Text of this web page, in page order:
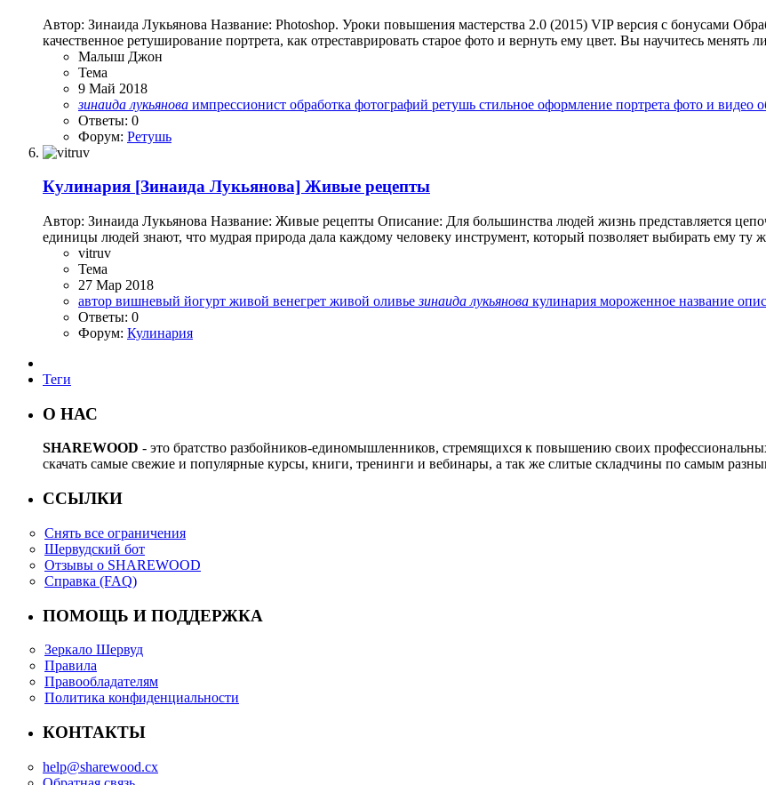
Автор: Зинаида Лукьянова Название: Photoshop. Уроки повышения мастерства 2.0 (2015) VIP версия с бонусами
качественное ретуширование портрета, как отреставрировать старое фото и вернуть ему цвет. Вы научитесь менять
Малыш Джон
Тема
9 Май 2018
зинаида лукьянова импрессионист обработка фотографий ретушь стильное оформление портрета фото и видео
Ответы: 0
Форум: Ретушь
Кулинария [Зинаида Лукьянова] Живые рецепты
Автор: Зинаида Лукьянова Название: Живые рецепты Описание: Для большинства людей жизнь представляется
единицы людей знают, что мудрая природа дала каждому человеку инструмент, который позволяет выбирать ему ту
vitruv
Тема
27 Мар 2018
автор вишневый йогурт живой венегрет живой оливьезинаида лукьянова кулинария мороженное название
Ответы: 0
Форум: Кулинария
Теги
О НАС
SHAREWOOD - это братство разбойников-единомышленников, стремящихся к повышению своих
скачать самые свежие и популярные курсы, книги, тренинги и вебинары, а так же слитые складчины по самым
ССЫЛКИ
Снять все ограничения
Шервудский бот
Отзывы о SHAREWOOD
Справка (FAQ)
ПОМОЩЬ И ПОДДЕРЖКА
Зеркало Шервуд
Правила
Правообладателям
Политика конфиденциальности
КОНТАКТЫ
help@sharewood.cx